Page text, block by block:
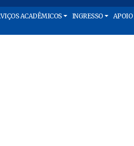
ACADÊMICOS INGRESSO